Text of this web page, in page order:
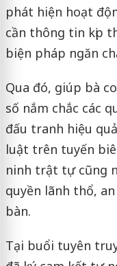
phát hiện hoạt
cần thông tin kịp
biện pháp ngăn
Qua đó, giúp bà
số nắm chắc các
đấu tranh hiệu
luật trên tuyến
ninh trật tự cũng
quyền lãnh thổ,
bàn.
Tại buổi tuyên